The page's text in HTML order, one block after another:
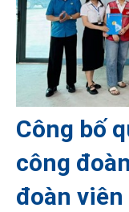
Công bố
công
đoàn viên